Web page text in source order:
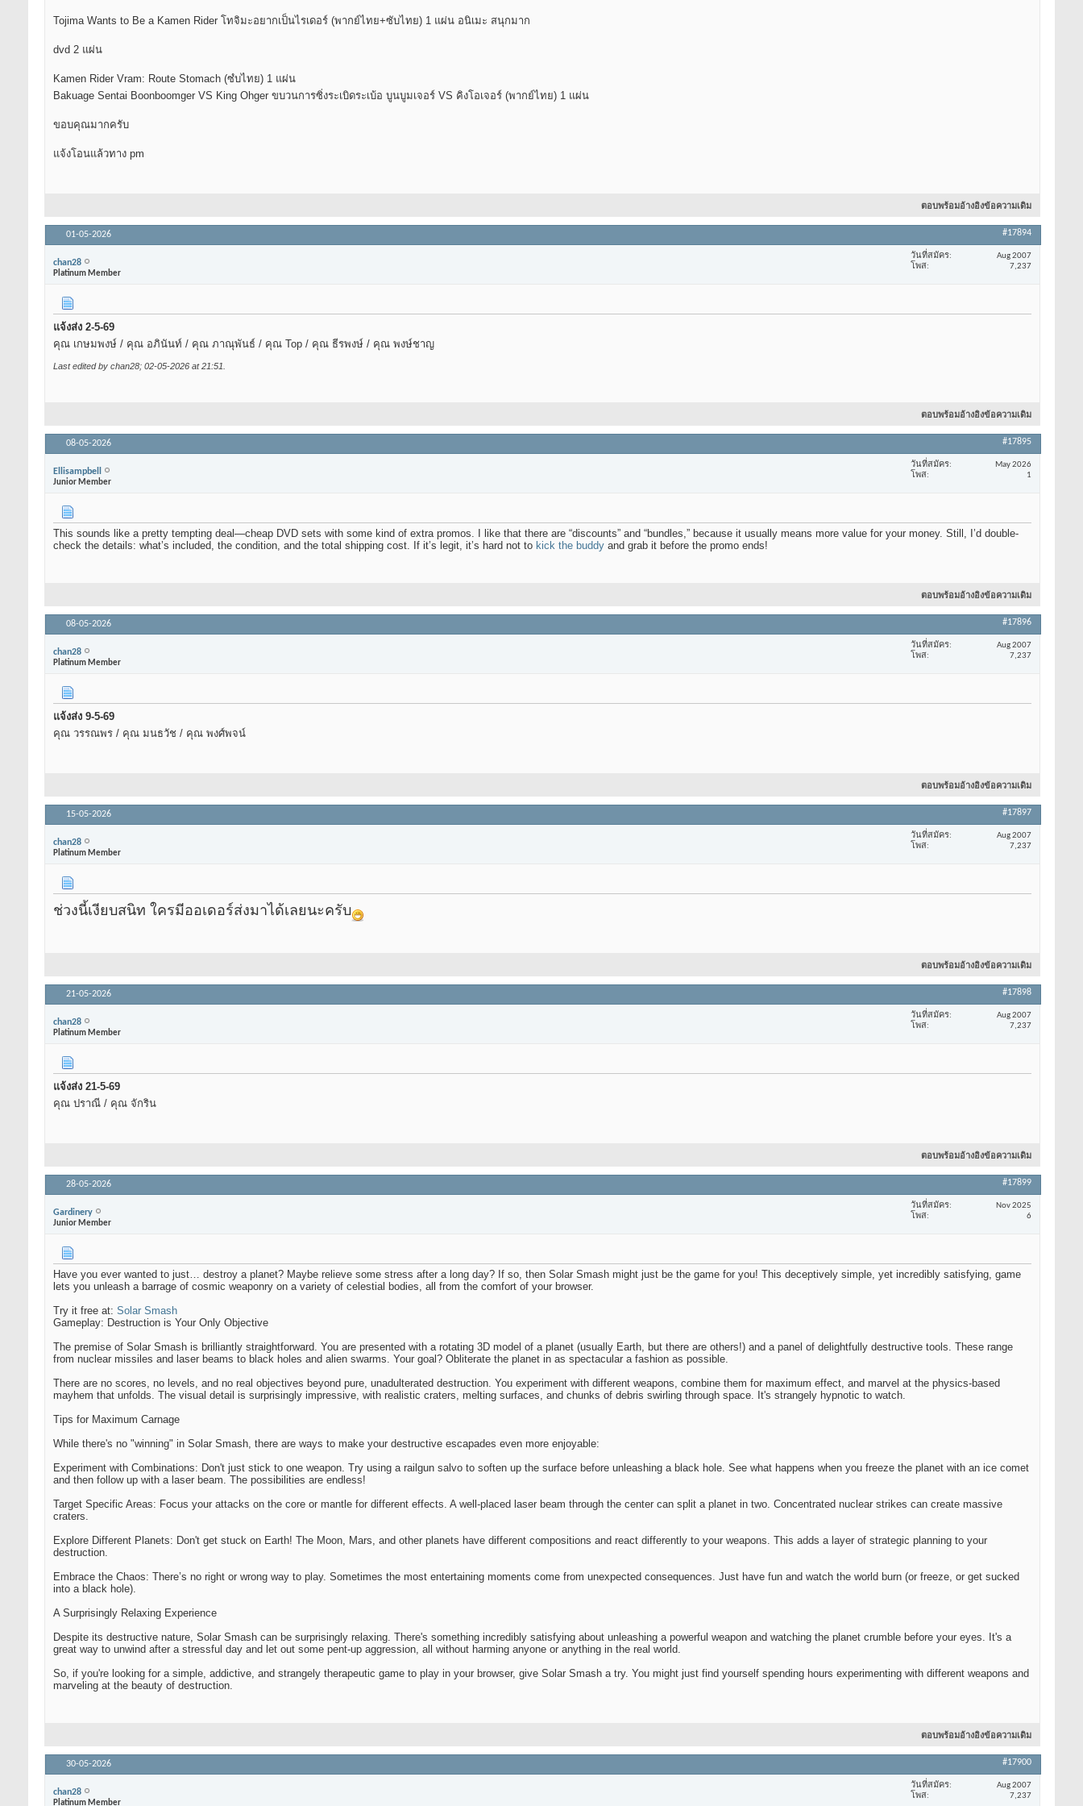
Tojima Wants to Be a Kamen Rider โทจิมะอยากเป็นไรเดอร์ (พากย์ไทย+ซับไทย) 1 แผ่น อนิเมะ สนุกมาก
dvd 2 แผ่น
Kamen Rider Vram: Route Stomach (ซํบไทย) 1 แผ่น
Bakuage Sentai Boonboomger VS King Ohger ขบวนการซิ่งระเบิดระเบ้อ บูนบูมเจอร์ VS คิงโอเจอร์ (พากย์ไทย) 1 แผ่น
ขอบคุณมากครับ
แจ้งโอนแล้วทาง pm
ตอบพร้อมอ้างอิงข้อความเดิม
01-05-2026 #17894
chan28
Platinum Member
วันที่สมัคร
Aug 2007
โพส
7,237
แจ้งส่ง 2-5-69
คุณ เกษมพงษ์ / คุณ อภินันท์ / คุณ ภาณุพันธ์ / คุณ Top / คุณ ธีรพงษ์ / คุณ พงษ์ชาญ
Last edited by chan28; 02-05-2026 at21:51
ตอบพร้อมอ้างอิงข้อความเดิม
08-05-2026 #17895
Ellisampbell
Junior Member
วันที่สมัคร
May 2026
โพส
1
This sounds like a pretty tempting deal—cheap DVD sets with some kind of extra promos. I like that there are “discounts” and “bundles,” because it usually means more value for your money. Still, I’d double-
check the details: what’s included, the condition, and the total shipping cost. If it’s legit, it’s hard not to kick the buddy and grab it before the promo ends!
ตอบพร้อมอ้างอิงข้อความเดิม
08-05-2026 #17896
chan28
Platinum Member
วันที่สมัคร
Aug 2007
โพส
7,237
แจ้งส่ง 9-5-69
คุณ วรรณพร / คุณ มนธวัช / คุณ พงศ์พจน์
ตอบพร้อมอ้างอิงข้อความเดิม
15-05-2026 #17897
chan28
Platinum Member
วันที่สมัคร
Aug 2007
โพส
7,237
ช่วงนี้เงียบสนิท ใครมีออเดอร์ส่งมาได้เลยนะครับ
ตอบพร้อมอ้างอิงข้อความเดิม
21-05-2026 #17898
chan28
Platinum Member
วันที่สมัคร
Aug 2007
โพส
7,237
แจ้งส่ง 21-5-69
คุณ ปราณี / คุณ จักริน
ตอบพร้อมอ้างอิงข้อความเดิม
28-05-2026 #17899
Gardinery
Junior Member
วันที่สมัคร
Nov 2025
โพส
6
Have you ever wanted to just… destroy a planet? Maybe relieve some stress after a long day? If so, then Solar Smash might just be the game for you! This deceptively simple, yet incredibly satisfying, game
lets you unleash a barrage of cosmic weaponry on a variety of celestial bodies, all from the comfort of your browser.
Try it free at: Solar Smash
Gameplay: Destruction is Your Only Objective
The premise of Solar Smash is brilliantly straightforward. You are presented with a rotating 3D model of a planet (usually Earth, but there are others!) and a panel of delightfully destructive tools. These range
from nuclear missiles and laser beams to black holes and alien swarms. Your goal? Obliterate the planet in as spectacular a fashion as possible.
There are no scores, no levels, and no real objectives beyond pure, unadulterated destruction. You experiment with different weapons, combine them for maximum effect, and marvel at the physics-based
mayhem that unfolds. The visual detail is surprisingly impressive, with realistic craters, melting surfaces, and chunks of debris swirling through space. It's strangely hypnotic to watch.
Tips for Maximum Carnage
While there's no "winning" in Solar Smash, there are ways to make your destructive escapades even more enjoyable:
Experiment with Combinations: Don't just stick to one weapon. Try using a railgun salvo to soften up the surface before unleashing a black hole. See what happens when you freeze the planet with an ice comet
and then follow up with a laser beam. The possibilities are endless!
Target Specific Areas: Focus your attacks on the core or mantle for different effects. A well-placed laser beam through the center can split a planet in two. Concentrated nuclear strikes can create massive
craters.
Explore Different Planets: Don't get stuck on Earth! The Moon, Mars, and other planets have different compositions and react differently to your weapons. This adds a layer of strategic planning to your
destruction.
Embrace the Chaos: There’s no right or wrong way to play. Sometimes the most entertaining moments come from unexpected consequences. Just have fun and watch the world burn (or freeze, or get sucked
into a black hole).
A Surprisingly Relaxing Experience
Despite its destructive nature, Solar Smash can be surprisingly relaxing. There's something incredibly satisfying about unleashing a powerful weapon and watching the planet crumble before your eyes. It's a
great way to unwind after a stressful day and let out some pent-up aggression, all without harming anyone or anything in the real world.
So, if you're looking for a simple, addictive, and strangely therapeutic game to play in your browser, give Solar Smash a try. You might just find yourself spending hours experimenting with different weapons and
marveling at the beauty of destruction.
ตอบพร้อมอ้างอิงข้อความเดิม
30-05-2026 #17900
chan28
Platinum Member
วันที่สมัคร
Aug 2007
โพส
7,237